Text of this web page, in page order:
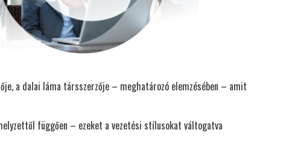
a dalai láma társszerzője – meghatározó elemzésében – amit
függően – ezeket a vezetési stílusokat váltogatva